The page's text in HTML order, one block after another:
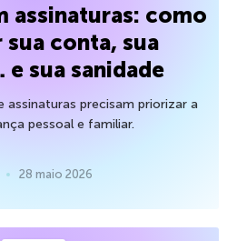
assinaturas: como
conta, sua
sua sanidade
assinaturas precisam priorizar a
pessoal e familiar.
28 maio 2026